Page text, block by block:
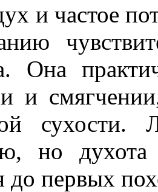
и частое
Она
и
сухости.
но
до первых